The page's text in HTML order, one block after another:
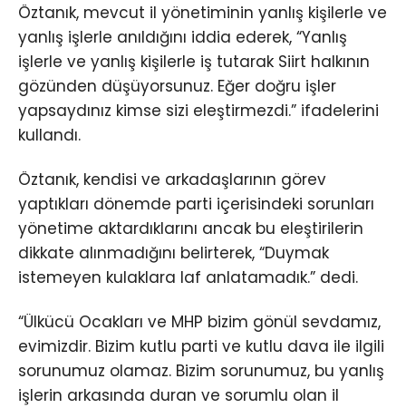
Öztanık, mevcut il yönetiminin yanlış kişilerle ve
yanlış işlerle anıldığını iddia ederek, “Yanlış
işlerle ve yanlış kişilerle iş tutarak Siirt halkının
gözünden düşüyorsunuz. Eğer doğru işler
yapsaydınız kimse sizi eleştirmezdi.” ifadelerini
kullandı.
Öztanık, kendisi ve arkadaşlarının görev
yaptıkları dönemde parti içerisindeki sorunları
yönetime aktardıklarını ancak bu eleştirilerin
dikkate alınmadığını belirterek, “Duymak
istemeyen kulaklara laf anlatamadık.” dedi.
“Ülkücü Ocakları ve MHP bizim gönül sevdamız,
evimizdir. Bizim kutlu parti ve kutlu dava ile ilgili
sorunumuz olamaz. Bizim sorunumuz, bu yanlış
işlerin arkasında duran ve sorumlu olan il